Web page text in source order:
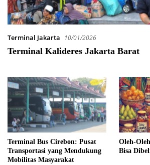
Terminal Jakarta 10/01/2026
Terminal Kalideres Jakarta Barat
Terminal Bus Cirebon: Pusat
Transportasi yang Mendukung
Mobilitas Masyarakat
Oleh-
Bisa